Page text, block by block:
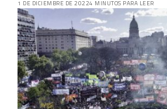
1 DE DICIEMBRE DE 20224 MINUTOS PARA LEER